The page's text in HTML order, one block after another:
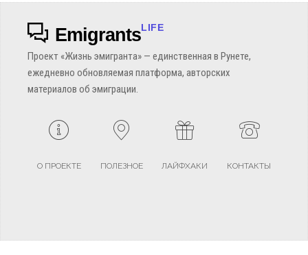
EmigrantsLIFE
Проект «Жизнь эмигранта» — единственная в Рунете,
ежедневно обновляемая платформа, авторских
материалов об эмиграции.
О ПРОЕКТЕ ПОЛЕЗНОЕ ЛАЙФХАКИ КОНТАКТЫ